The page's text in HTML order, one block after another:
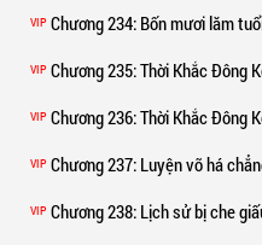
VIP Chương 234: Bốn mươi lăm
VIP Chương 235: Thời Khắc Đông
VIP Chương 236: Thời Khắc Đông
VIP Chương 237: Luyện võ há
VIP Chương 238: Lịch sử bị che